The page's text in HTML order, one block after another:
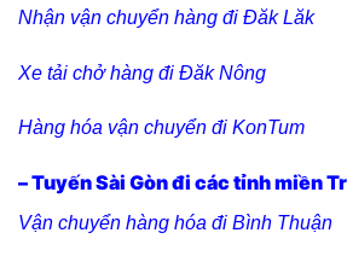
Nhận vận chuyển hàng đi Đăk Lăk
Xe tải chở hàng đi Đăk Nông
Hàng hóa vận chuyển đi KonTum
– Tuyến Sài Gòn đi các tỉnh miền
Vận chuyển hàng hóa đi Bình Thuận